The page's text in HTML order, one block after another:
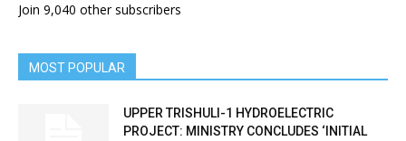
Join 9,040 other subscribers
MOST POPULAR
UPPER TRISHULI-1 HYDROELECTRIC
PROJECT: MINISTRY CONCLUDES ‘INITIAL